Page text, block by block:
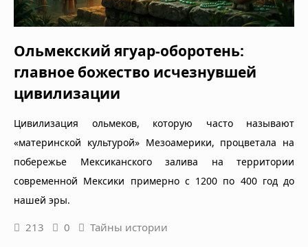
Ольмекский ягуар-оборотень:
главное божество исчезнувшей
цивилизации
Цивилизация ольмеков, которую часто называют
«материнской культурой» Мезоамерики, процветала на
побережье Мексиканского залива на территории
современной Мексики примерно с 1200 по 400 год до
нашей эры.
213 0 Тайны истории